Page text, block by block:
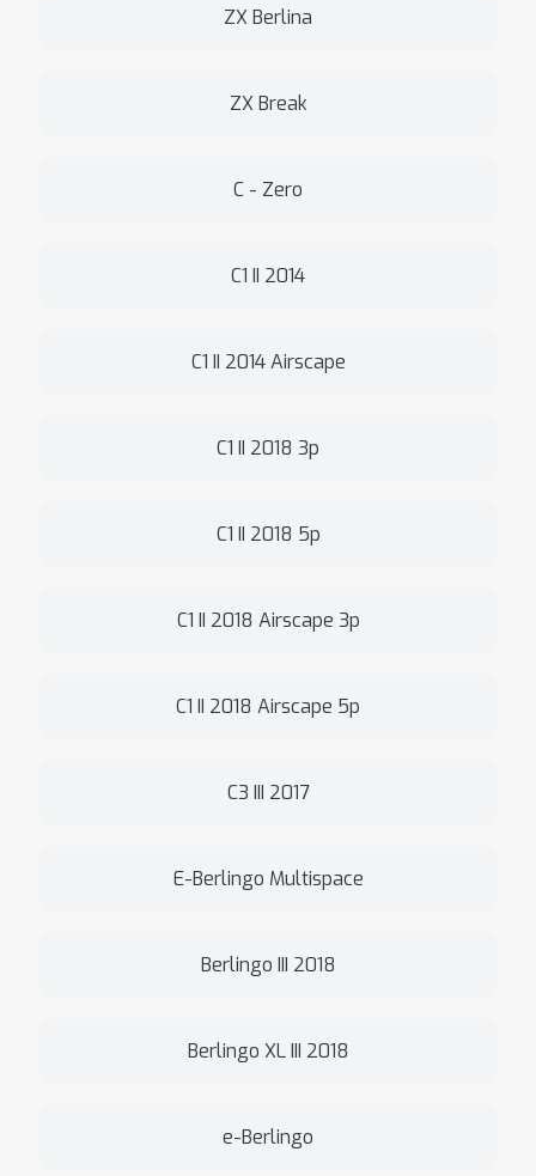
ZX Berlina
ZX Break
C - Zero
C1 II 2014
C1 II 2014 Airscape
C1 II 2018 3p
C1 II 2018 5p
C1 II 2018 Airscape 3p
C1 II 2018 Airscape 5p
C3 III 2017
E-Berlingo Multispace
Berlingo III 2018
Berlingo XL III 2018
e-Berlingo